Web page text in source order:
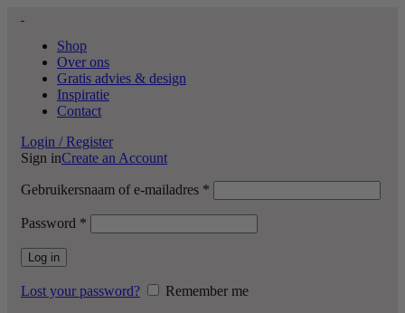
Shop
Over ons
Gratis advies & design
Inspiratie
Contact
Login / Register
Sign inCreate an Account
Gebruikersnaam of e-mailadres *
Password *
Log in
Lost your password?
Remember me